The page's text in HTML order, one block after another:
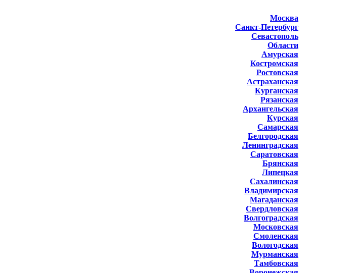
Москва
Санкт-Петербург
Севастополь
Области
Амурская
Костромская
Ростовская
Астраханская
Курганская
Рязанская
Архангельская
Курская
Самарская
Белгородская
Ленинградская
Саратовская
Брянская
Липецкая
Сахалинская
Владимирская
Магаданская
Свердловская
Волгоградская
Московская
Смоленская
Вологодская
Мурманская
Тамбовская